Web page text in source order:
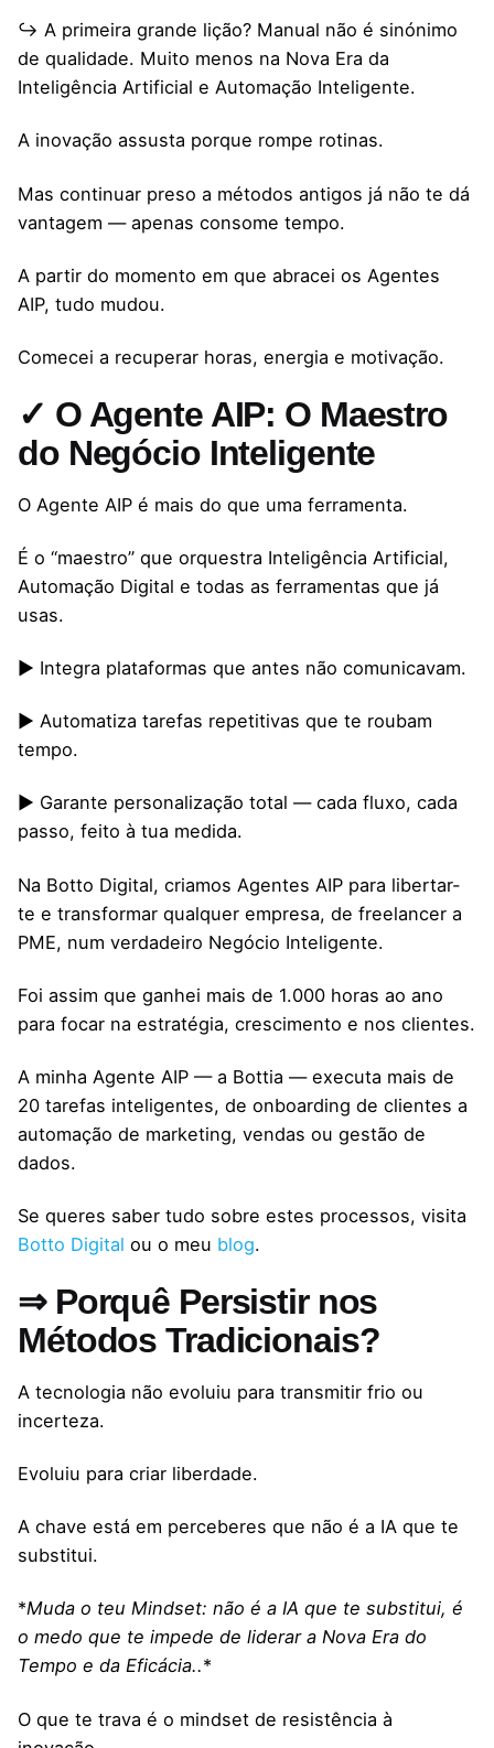
↪ A primeira grande lição? Manual não é sinónimo
de qualidade. Muito menos na Nova Era da
Inteligência Artificial e Automação Inteligente.
A inovação assusta porque rompe rotinas.
Mas continuar preso a métodos antigos já não te dá
vantagem — apenas consome tempo.
A partir do momento em que abracei os Agentes
AIP, tudo mudou.
Comecei a recuperar horas, energia e motivação.
✓ O Agente AIP: O Maestro
do Negócio Inteligente
O Agente AIP é mais do que uma ferramenta.
É o “maestro” que orquestra Inteligência Artificial,
Automação Digital e todas as ferramentas que já
usas.
▶ Integra plataformas que antes não comunicavam.
▶ Automatiza tarefas repetitivas que te roubam
tempo.
▶ Garante personalização total — cada fluxo, cada
passo, feito à tua medida.
Na Botto Digital, criamos Agentes AIP para libertar-
te e transformar qualquer empresa, de freelancer a
PME, num verdadeiro Negócio Inteligente.
Foi assim que ganhei mais de 1.000 horas ao ano
para focar na estratégia, crescimento e nos clientes.
A minha Agente AIP — a Bottia — executa mais de
20 tarefas inteligentes, de onboarding de clientes a
automação de marketing, vendas ou gestão de
dados.
Se queres saber tudo sobre estes processos, visita
Botto Digital ou o meu blog.
⇒ Porquê Persistir nos
Métodos Tradicionais?
A tecnologia não evoluiu para transmitir frio ou
incerteza.
Evoluiu para criar liberdade.
A chave está em perceberes que não é a IA que te
substitui.
*Muda o teu Mindset: não é a IA que te substitui, é
o medo que te impede de liderar a Nova Era do
Tempo e da Eficácia..*
O que te trava é o mindset de resistência à